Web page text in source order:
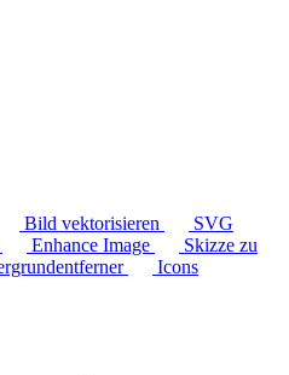
Bild vektorisieren
SVG
Enhance Image
Skizze zu
Icons